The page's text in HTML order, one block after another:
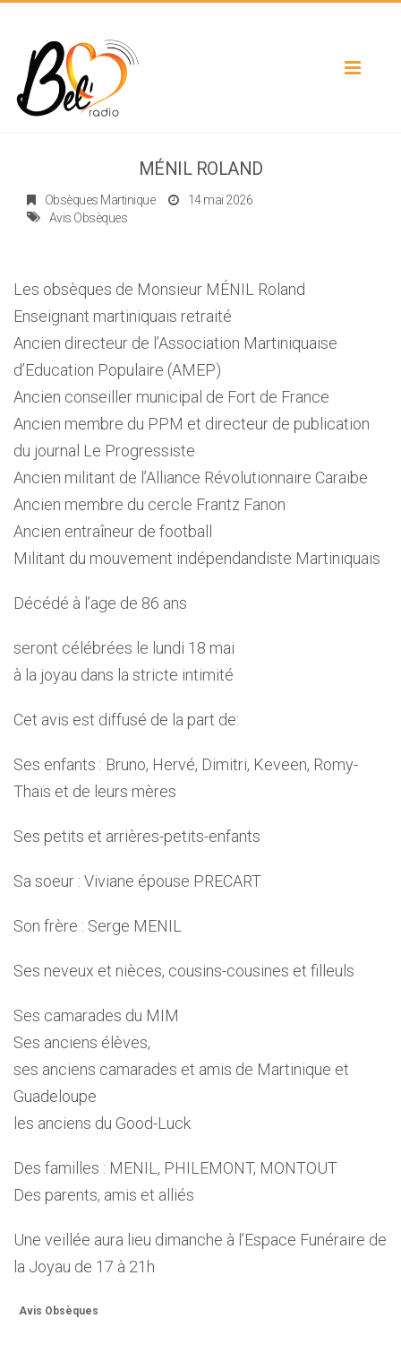
Toggle
MÉNIL ROLAND
Obsèques Martinique
14 mai 2026
Avis Obsèques
Les obsèques de Monsieur MÉNIL Roland
Enseignant martiniquais retraité
Ancien directeur de l’Association Martiniquaise
d’Education Populaire (AMEP)
Ancien conseiller municipal de Fort de France
Ancien membre du PPM et directeur de publication
du journal Le Progressiste
Ancien militant de l’Alliance Révolutionnaire Caraïbe
Ancien membre du cercle Frantz Fanon
Ancien entraîneur de football
Militant du mouvement indépendandiste Martiniquais
Décédé à l’age de 86 ans
seront célébrées le lundi 18 mai
à la joyau dans la stricte intimité
Cet avis est diffusé de la part de:
Ses enfants : Bruno, Hervé, Dimitri, Keveen, Romy-
Thaïs et de leurs mères
Ses petits et arrières-petits-enfants
Sa soeur : Viviane épouse PRECART
Son frère : Serge MENIL
Ses neveux et nièces, cousins-cousines et filleuls
Ses camarades du MIM
Ses anciens élèves,
ses anciens camarades et amis de Martinique et
Guadeloupe
les anciens du Good-Luck
Des familles : MENIL, PHILEMONT, MONTOUT
Des parents, amis et alliés
Une veillée aura lieu dimanche à l’Espace Funéraire de
la Joyau de 17 à 21h
Avis Obsèques